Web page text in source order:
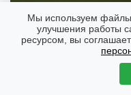
Меня удивило, что не
крупной религии.
Мы используем файлы
улучшения работы
ресурсом, вы